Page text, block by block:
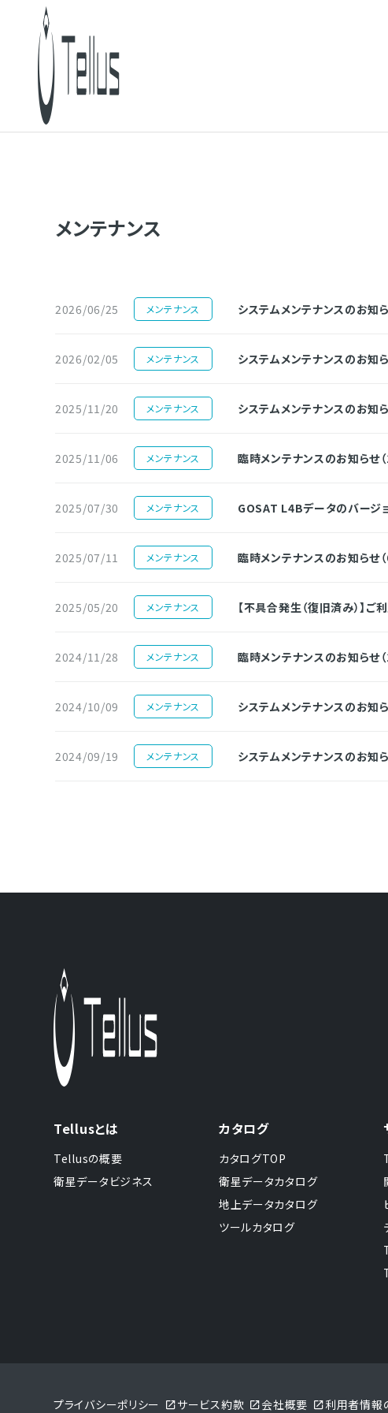
メンテナンス
2026/06/25 メンテナンス システムメンテナンスのお知
2026/02/05 メンテナンス システムメンテナンスのお知
2025/11/20 メンテナンス システムメンテナンスのお知
2025/11/06 メンテナンス 臨時メンテナンスのお知らせ
2025/07/30 メンテナンス GOSAT L4Bデータのバージ
2025/07/11 メンテナンス 臨時メンテナンスのお知らせ
2025/05/20 メンテナンス 【不具合発生（復旧済み）】
2024/11/28 メンテナンス 臨時メンテナンスのお知らせ
2024/10/09 メンテナンス システムメンテナンスのお知
2024/09/19 メンテナンス システムメンテナンスのお知
Tellusとは
Tellusの概要
衛星データビジネス
カタログ
カタログTOP
衛星データカタログ
地上データカタログ
ツールカタログ
プライバシーポリシー サービス約款 会社概要 利用者情報